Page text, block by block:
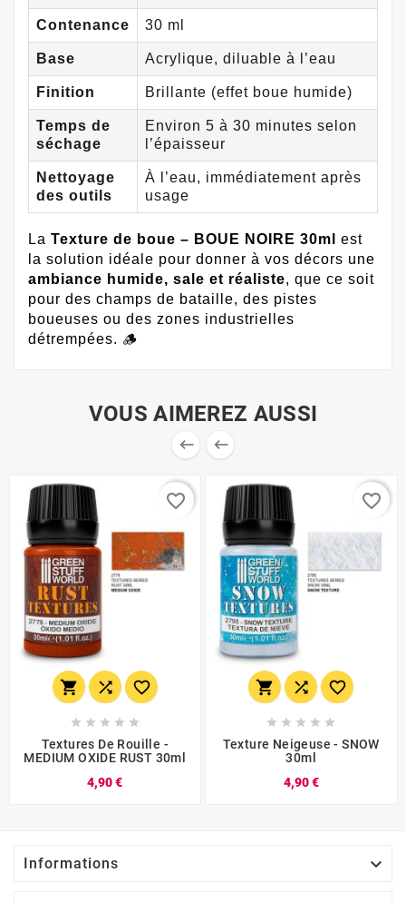
Contenance 30 ml
Base Acrylique, diluable à l’eau
Finition Brillante (effet boue humide)
Temps de
séchage
Environ 5 à 30 minutes selon
l’épaisseur
Nettoyage
des outils
À l’eau, immédiatement après
usage
La Texture de boue – BOUE NOIRE 30ml
est
la solution idéale pour donner à vos décors une
ambiance humide, sale et réaliste, que ce soit
pour des champs de bataille, des pistes
boueuses ou des zones industrielles
détrempées. 🪵
VOUS AIMEREZ AUSSI
 
  
    
Textures De Rouille -
MEDIUM OXIDE RUST 30ml
4,90 €
favorite_border
  
    
Texture Neigeuse - SNOW
30ml
4,90 €
favorite_border
Informations 